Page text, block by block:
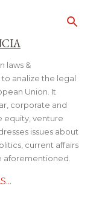
laws &
analize the legal
Union. It
corporate and
equity, venture
issues about
current affairs
aforementioned.